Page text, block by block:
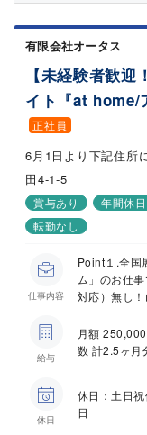
有限会社オータス
【未経験者歓
イト『at home/
正社員
6月1日より下記住所
田4-1-5
賞与あり 年間休
転勤なし
仕事内容
Point１.全国
ム」のお仕
対応）無し！
給与
月額
数 計2.5ヶ月
休日
休日：土日
日